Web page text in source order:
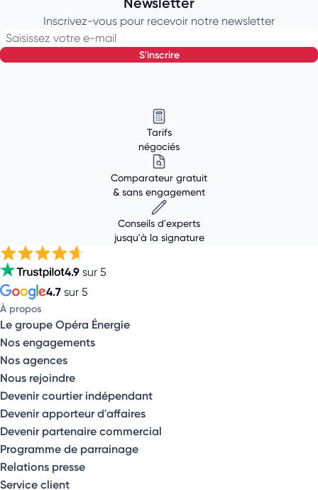
Inscrivez-vous pour recevoir notre newsletter
Saisissez votre e-mail
s'inscrire
Tarifs
négociés
Comparateur gratuit
& sans engagement
Conseils d'experts
jusqu'à la signature
4.9 sur 5
4.7 sur 5
À propos
Le groupe Opéra Énergie
Nos engagements
Nos agences
Nous rejoindre
Devenir courtier indépendant
Devenir apporteur d'affaires
Devenir partenaire commercial
Programme de parrainage
Relations presse
Service client